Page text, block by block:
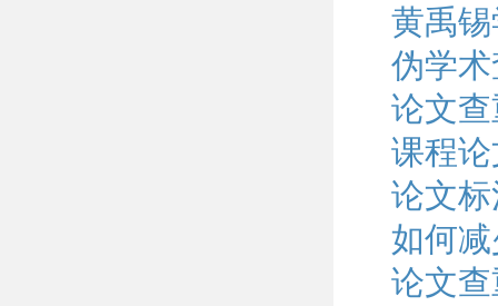
黄禹
伪学
论文
课程
论文
如何
论文